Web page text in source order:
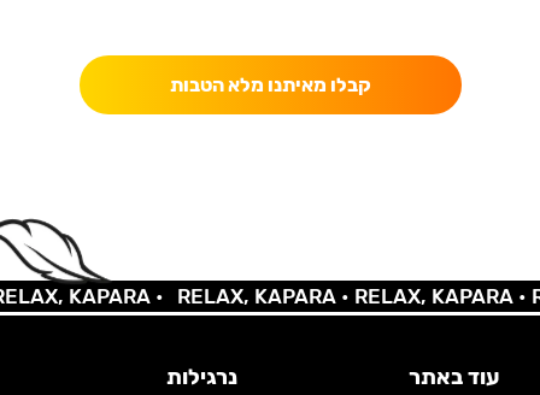
קבלו מאיתנו מלא הטבות
KAPARA • RELAX, KAPARA •RELAX, KAPARA •
עוד באתר נרגילות